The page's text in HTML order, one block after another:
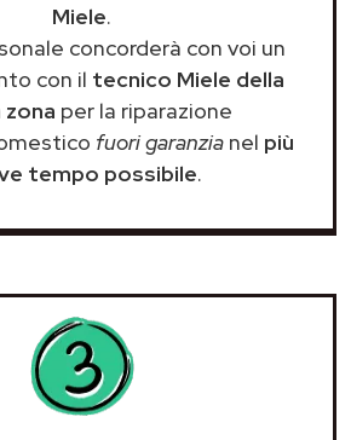
Miele.
concorderà con voi un
con il tecnico Miele della
per la riparazione
fuori garanzianel più
tempo possibile.